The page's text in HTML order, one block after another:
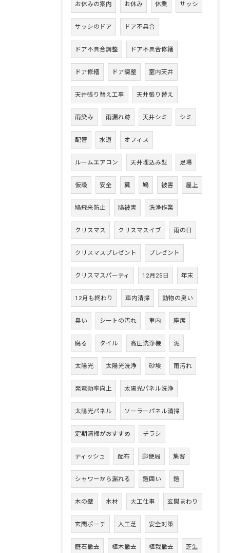
お休みの案内 お休み 休業 サッシ
サッシのドア ドア不具合
ドア不具合調整 ドア不具合修繕
ドア修繕 ドア調整 室内天井
天井張り替え工事 天井張り替え
雨染み 雨漏れ跡 天井シミ シミ
配管 水道 オフィス
ルームエアコン 天井埋込み型 足場
仮設 安全 糞 鳩 被害 屋上
鳩飛来防止 鳩被害 洗浄作業
クリスマス クリスマスイブ 雨の日
クリスマスプレゼント プレゼント
クリスマスパーティ 12月25日 年末
12月も終わり 車内清掃 動物の臭い
臭い シートの汚れ 車内 座席
腐る タイル 高圧洗浄機 泥
太陽光 太陽光洗浄 砂埃 雨汚れ
発電効率向上 太陽光パネル洗浄
太陽光パネル ソーラーパネル清掃
定期清掃がおすすめ チラシ
ティッシュ 配布 郵便局 集客
シャワーから漏れる 鎧囲い 鎧
木の壁 木材 大工仕事 玄関まわり
玄関ポーチ 人工芝 安全対策
庭石撤去 植木撤去 植栽撤去 芝生